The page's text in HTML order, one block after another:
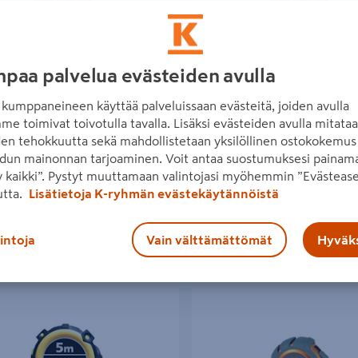
PROF 5m magneetilla
kpl
€/ kpl
Lue lisää
16,95€/kpl
16,95 €/ kpl
Lue lisää
palvelua evästeiden avulla
käyttää palveluissaan evästeitä, joiden avulla
toimivat toivotulla tavalla. Lisäksi evästeiden avulla
tehokkuutta sekä mahdollistetaan yksilöllinen ostokokemus
mainonnan tarjoaminen. Voit antaa suostumuksesi
kaikki”. Pystyt muuttamaan valintojasi myöhemmin
Lisätietoja K-ryhmän evästekäytännöistä
Vain välttämättömät